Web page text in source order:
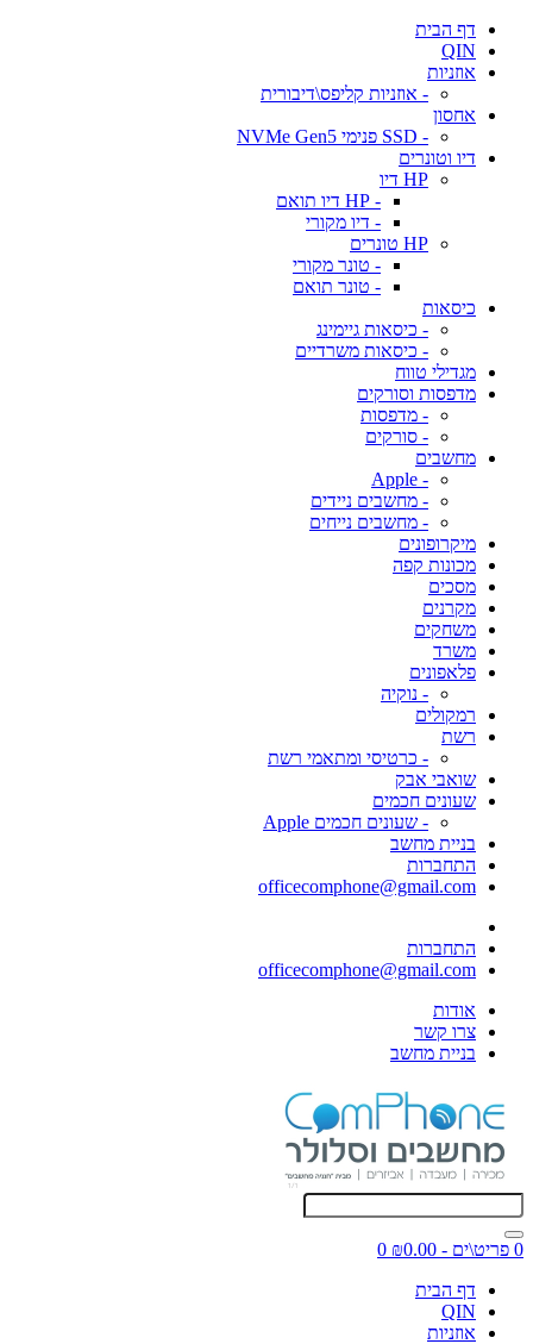
דף הבית
QIN
אוזניות
- אוזניות קליפס\דיבורית
אחסון
- SSD פנימי NVMe Gen5
דיו וטונרים
HP דיו
- HP דיו תואם
- דיו מקורי
HP טונרים
- טונר מקורי
- טונר תואם
כיסאות
- כיסאות גיימינג
- כיסאות משרדיים
מגדילי טווח
מדפסות וסורקים
- מדפסות
- סורקים
מחשבים
- Apple
- מחשבים ניידים
- מחשבים נייחים
מיקרופונים
מכונות קפה
מסכים
מקרנים
משחקים
משרד
פלאפונים
- נוקיה
רמקולים
רשת
- כרטיסי ומתאמי רשת
שואבי אבק
שעונים חכמים
- שעונים חכמים Apple
בניית מחשב
התחברות
officecomphone@gmail.com
התחברות
officecomphone@gmail.com
אודות
צרו קשר
בניית מחשב
0 פריט\ים - ₪0.00
0
דף הבית
QIN
אוזניות